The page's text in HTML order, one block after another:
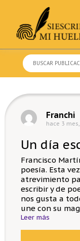
content
Buscar:
Franchi
hace 3
Un día
Francisco
poesía. Esta
atrevimiento
escribir y de
nos gusta a
une con su
Leer más